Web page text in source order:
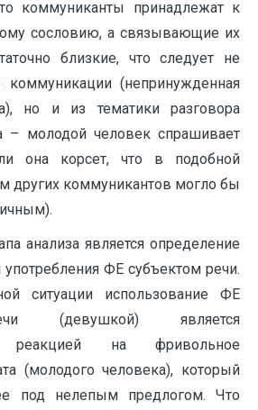
коммуниканты принадлежат к
сословию, а связывающие их
близкие, что следует не
(непринужденная
но и из тематики разговора
– молодой человек спрашивает
она корсет, что в подобной
других коммуникантов могло бы
анализа является определение
ФЕ субъектом речи.
ситуации использование ФЕ
(девушкой) является
реакцией на фривольное
(молодого человека), который
под нелепым предлогом. Что